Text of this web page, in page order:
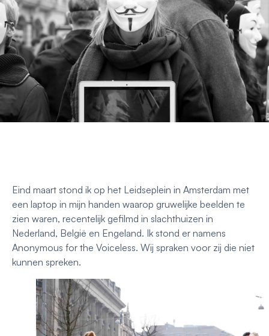
Eind maart stond ik op het Leidseplein in Amsterdam met
een laptop in mijn handen waarop gruwelijke beelden te
zien waren, recentelijk gefilmd in slachthuizen in
Nederland, België en Engeland. Ik stond er namens
Anonymous for the Voiceless. Wij spraken voor zij die niet
kunnen spreken.